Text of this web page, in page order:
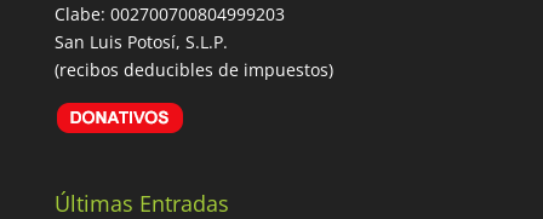
Clabe: 002700700804999203
San Luis Potosí, S.L.P.
(recibos deducibles de impuestos)
Últimas Entradas